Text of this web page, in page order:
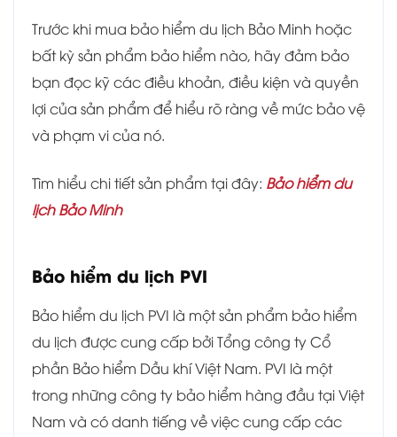
Trước khi mua bảo hiểm du lịch Bảo Minh hoặc
bất kỳ sản phẩm bảo hiểm nào, hãy đảm bảo
bạn đọc kỹ các điều khoản, điều kiện và quyền
lợi của sản phẩm để hiểu rõ ràng về mức bảo vệ
và phạm vi của nó.
Tìm hiểu chi tiết sản phẩm tại đây: Bảo hiểm du
lịch Bảo Minh
Bảo hiểm du lịch PVI
Bảo hiểm du lịch PVI là một sản phẩm bảo hiểm
du lịch được cung cấp bởi Tổng công ty Cổ
phần Bảo hiểm Dầu khí Việt Nam. PVI là một
trong những công ty bảo hiểm hàng đầu tại Việt
Nam và có danh tiếng về việc cung cấp các